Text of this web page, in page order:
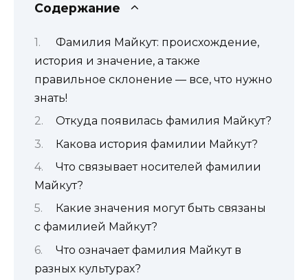
Содержание
Фамилия Майкут: происхождение,
история и значение, а также
правильное склонение — все, что нужно
знать!
Откуда появилась фамилия Майкут?
Какова история фамилии Майкут?
Что связывает носителей фамилии
Майкут?
Какие значения могут быть связаны
с фамилией Майкут?
Что означает фамилия Майкут в
разных культурах?